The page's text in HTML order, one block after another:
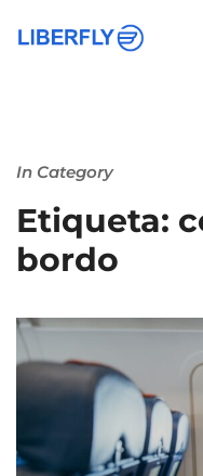
In Category
Etiqueta:
bordo